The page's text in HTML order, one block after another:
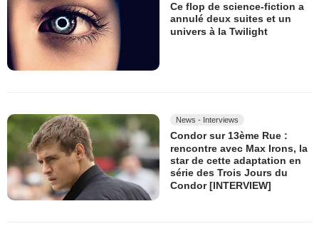
Ce flop de science-fiction a
annulé deux suites et un
univers à la Twilight
News - Interviews
Condor sur 13ème Rue :
rencontre avec Max Irons, la
star de cette adaptation en
série des Trois Jours du
Condor [INTERVIEW]